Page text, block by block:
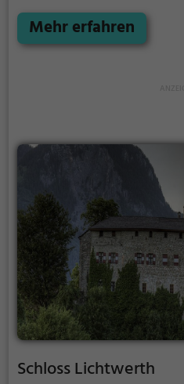
offenbart historische
vergangenen Zeiten
Mehr erfahren
Schloss Lichtwerth